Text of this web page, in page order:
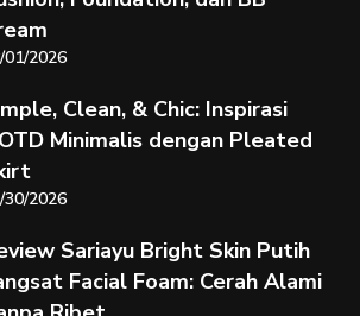
01/2026
Clean, & Chic: Inspirasi
Minimalis dengan Pleated
30/2026
Sariayu Bright Skin Putih
Facial Foam: Cerah Alami